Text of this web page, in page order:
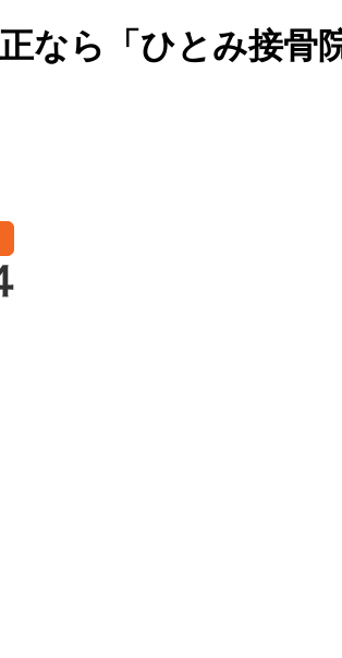
なら「ひとみ接骨